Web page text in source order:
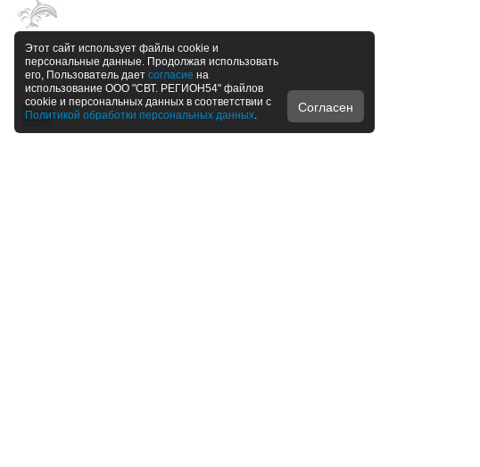
Этот сайт использует файлы cookie и
персональные данные. Продолжая использовать
его, Пользователь дает согласие на
использование ООО "СВТ. РЕГИОН54" файлов
cookie и персональных данных в соответствии с
Политикой обработки персональных данных. Согласен